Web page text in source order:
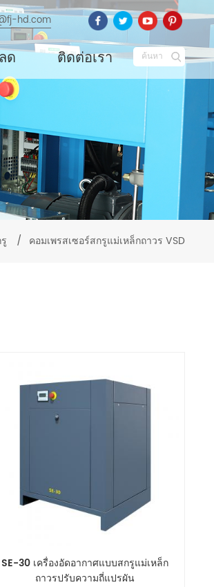
hd.com
ด ติดต่อเรา ค้นหา
/ คอมเพรสเซอร์สกรูแม่เหล็กถาวร VSD
SE-30 เครื่องอัดอากาศแบบสกรูแม่เหล็ก
ถาวรปรับความถี่แปรผัน